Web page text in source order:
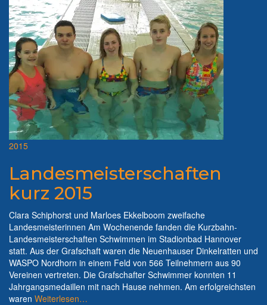
2015
Landesmeisterschaften
kurz 2015
Clara Schiphorst und Marloes Ekkelboom zweifache
Landesmeisterinnen Am Wochenende fanden die Kurzbahn-
Landesmeisterschaften Schwimmen im Stadionbad Hannover
statt. Aus der Grafschaft waren die Neuenhauser Dinkelratten und
WASPO Nordhorn in einem Feld von 566 Teilnehmern aus 90
Vereinen vertreten. Die Grafschafter Schwimmer konnten 11
Jahrgangsmedaillen mit nach Hause nehmen. Am erfolgreichsten
waren Weiterlesen…